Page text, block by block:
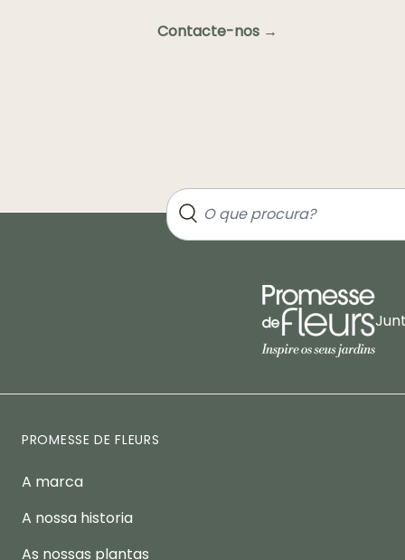
Contacte-nos →
PROMESSE DE FLEURS
A marca
A nossa historia
As nossas plantas